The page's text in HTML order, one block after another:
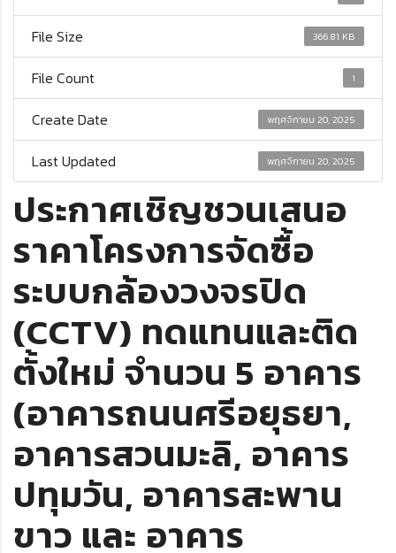
File Size 366.81 KB
File Count 1
Create Date พฤศจิกายน 20, 2025
Last Updated พฤศจิกายน 20, 2025
ประกาศเชิญชวนเสนอ
ราคาโครงการจัดซื้อ
ระบบกล้องวงจรปิด
(CCTV) ทดแทนและติด
ตั้งใหม่ จำนวน 5 อาคาร
(อาคารถนนศรีอยุธยา,
อาคารสวนมะลิ, อาคาร
ปทุมวัน, อาคารสะพาน
ขาว และ อาคาร